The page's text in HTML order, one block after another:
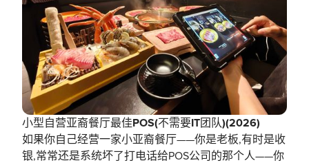
小型自营亚裔餐厅最佳POS(不需要IT团队)(2026)
如果你自己经营一家小亚裔餐厅——你是老板,有时是收
银,常常还是系统坏了打电话给POS公司的那个人——你